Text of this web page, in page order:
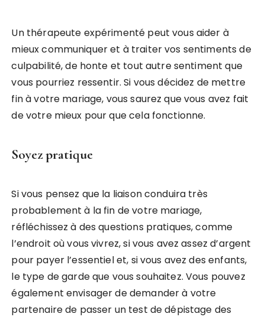
Un thérapeute expérimenté peut vous aider à
mieux communiquer et à traiter vos sentiments de
culpabilité, de honte et tout autre sentiment que
vous pourriez ressentir. Si vous décidez de mettre
fin à votre mariage, vous saurez que vous avez fait
de votre mieux pour que cela fonctionne.
Soyez pratique
Si vous pensez que la liaison conduira très
probablement à la fin de votre mariage,
réfléchissez à des questions pratiques, comme
l’endroit où vous vivrez, si vous avez assez d’argent
pour payer l’essentiel et, si vous avez des enfants,
le type de garde que vous souhaitez. Vous pouvez
également envisager de demander à votre
partenaire de passer un test de dépistage des